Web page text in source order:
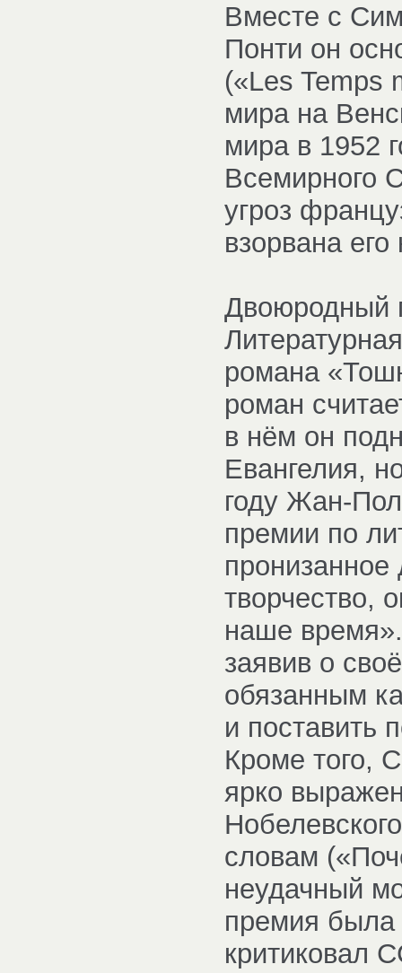
Вместе с
Понти он
(«Les Temps
мира на
мира в 1952
Всемирного
угроз
взорвана
Двоюродный
романа
роман
в нём он
Евангелия,
году Жан-
премии по
творчество,
наше время».
заявив о
обязанным
и поставить
Кроме того,
ярко
словам
неудачный
премия была
критиковал